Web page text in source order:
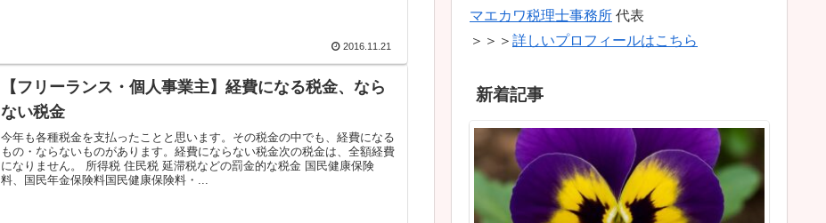
2016.11.21
【フリーランス・個人事業主】経費になる税金、なら
ない税金
今年も各種税金を支払ったことと思います。その税金の中でも、経費になる
もの・ならないものがあります。経費にならない税金次の税金は、全額経費
になりません。 所得税 住民税 延滞税などの罰金的な税金 国民健康保険
料、国民年金保険料国民健康保険料・...
マエカワ税理士事務所 代表
＞＞＞ 詳しいプロフィールはこちら
新着記事